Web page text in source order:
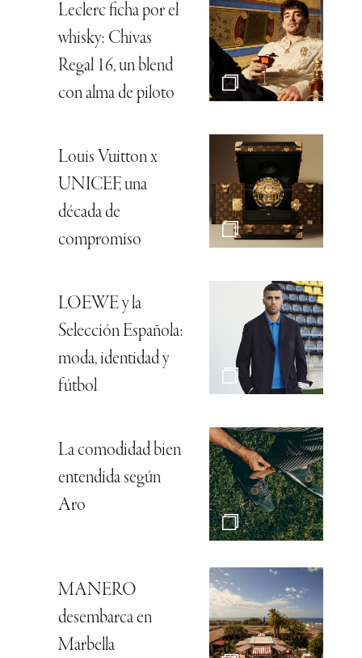
Leclerc ficha por el
whisky: Chivas
Regal 16, un blend
con alma de piloto
Louis Vuitton x
UNICEF, una
década de
compromiso
LOEWE y la
Selección Española:
moda, identidad y
fútbol
La comodidad bien
entendida según
Aro
MANERO
desembarca en
Marbella